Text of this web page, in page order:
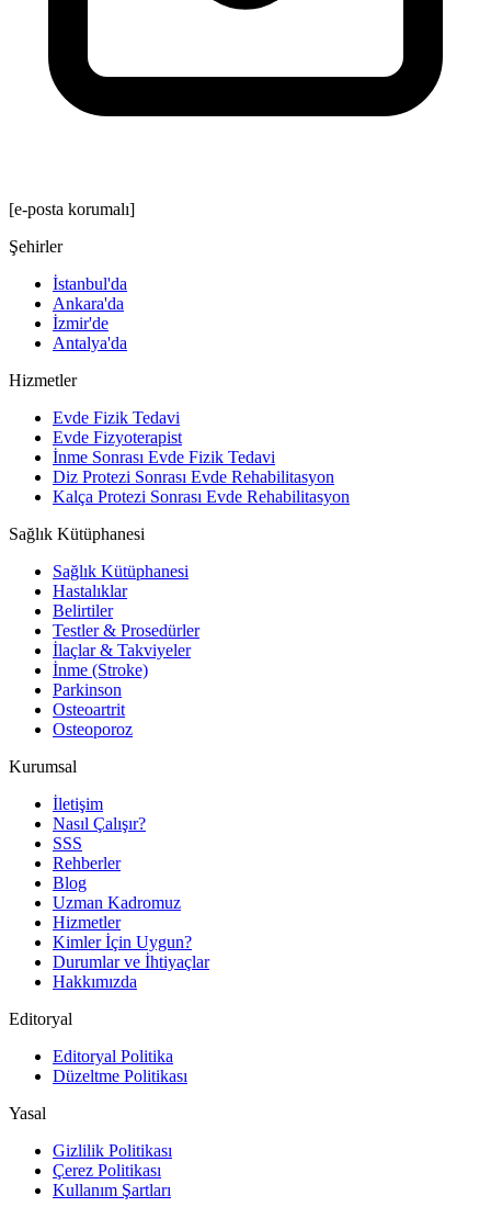
[e-posta korumalı]
Şehirler
İstanbul'da
Ankara'da
İzmir'de
Antalya'da
Hizmetler
Evde Fizik Tedavi
Evde Fizyoterapist
İnme Sonrası Evde Fizik Tedavi
Diz Protezi Sonrası Evde Rehabilitasyon
Kalça Protezi Sonrası Evde Rehabilitasyon
Sağlık Kütüphanesi
Sağlık Kütüphanesi
Hastalıklar
Belirtiler
Testler & Prosedürler
İlaçlar & Takviyeler
İnme (Stroke)
Parkinson
Osteoartrit
Osteoporoz
Kurumsal
İletişim
Nasıl Çalışır?
SSS
Rehberler
Blog
Uzman Kadromuz
Hizmetler
Kimler İçin Uygun?
Durumlar ve İhtiyaçlar
Hakkımızda
Editoryal
Editoryal Politika
Düzeltme Politikası
Yasal
Gizlilik Politikası
Çerez Politikası
Kullanım Şartları